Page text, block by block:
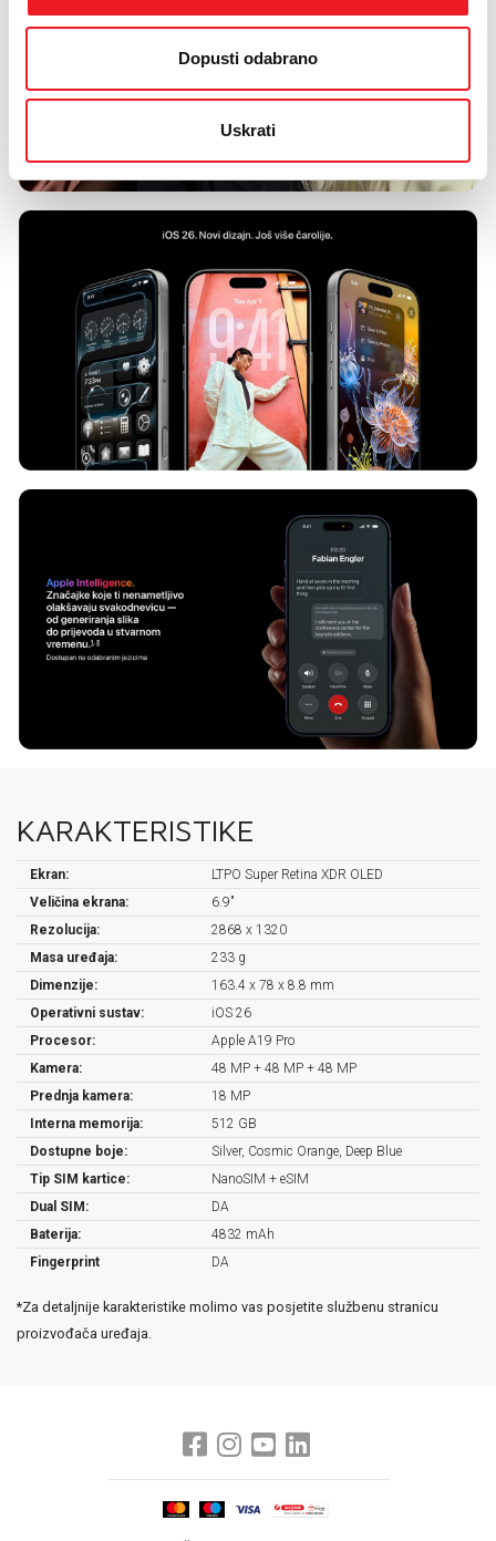
Dopusti odabrano
Uskrati
KARAKTERISTIKE
Ekran:
LTPO Super Retina XDR OLED
Veličina ekrana:
6.9"
Rezolucija:
2868 x 1320
Masa uređaja:
233 g
Dimenzije:
163.4 x 78 x 8.8 mm
Operativni sustav:
iOS 26
Procesor:
Apple A19 Pro
Kamera:
48 MP + 48 MP + 48 MP
Prednja kamera:
18 MP
Interna memorija:
512 GB
Dostupne boje:
Silver, Cosmic Orange, Deep Blue
Tip SIM kartice:
NanoSIM + eSIM
Dual SIM:
DA
Baterija:
4832 mAh
Fingerprint
DA
*Za detaljnije karakteristike molimo vas posjetite službenu stranicu
proizvođača uređaja.